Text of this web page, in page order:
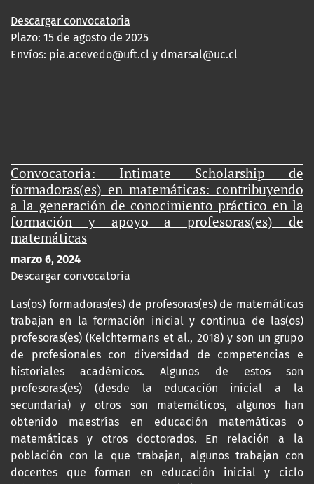
Descargar convocatoria
Plazo: 15 de agosto de 2025
Envíos: pia.acevedo@uft.cl y dmarsal@uc.cl
Convocatoria: Intimate Scholarship de
formadoras(es) en matemáticas: contribuyendo
a la generación de conocimiento práctico en la
formación y apoyo a profesoras(es) de
matemáticas
marzo 6, 2024
Descargar convocatoria
Las(os) formadoras(es) de profesoras(es) de matemáticas
trabajan en la formación inicial y continua de las(os)
profesoras(es) (Kelchtermans et al., 2018) y son un grupo
de profesionales con diversidad de competencias e
historiales académicos. Algunos de estos son
profesoras(es) (desde la educación inicial a la
secundaria) y otros son matemáticos, algunos han
obtenido maestrías en educación matemáticas o
matemáticas y otros doctorados. En relación a la
población con la que trabajan, algunos trabajan con
docentes que forman en educación inicial y ciclo